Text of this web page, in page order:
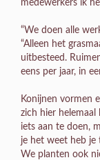
medewerkers ik
“We doen alle
“Alleen het
uitbesteed.
eens per jaar, in
Konijnen vormen
zich hier
iets aan te doen,
je het weet heb je
We planten ook